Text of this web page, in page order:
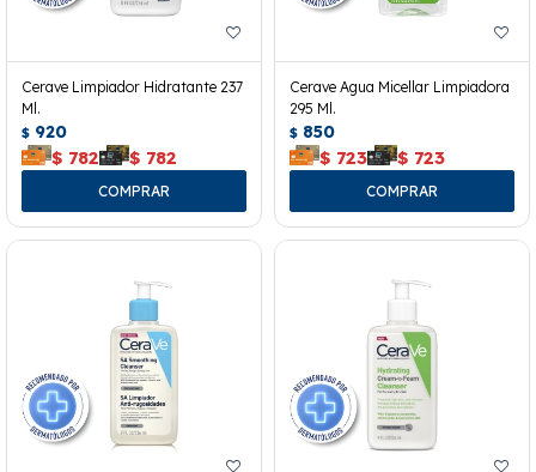
Cerave Limpiador Hidratante 237
Ml.
$ 920
$ 782 $ 782
Cerave Agua Micellar Limpiadora
295 Ml.
$ 850
$ 723 $ 723